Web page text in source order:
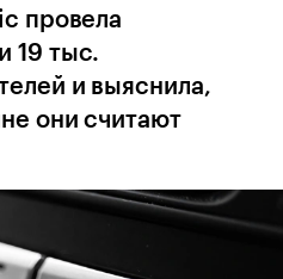
провела
19 тыс.
и выяснила,
они считают